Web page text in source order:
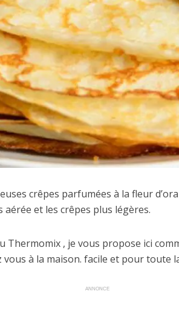
crêpes parfumées à la fleur
et les crêpes plus légères.
Thermomix , je vous propose ici
à la maison. facile et pour toute
ANNONCE